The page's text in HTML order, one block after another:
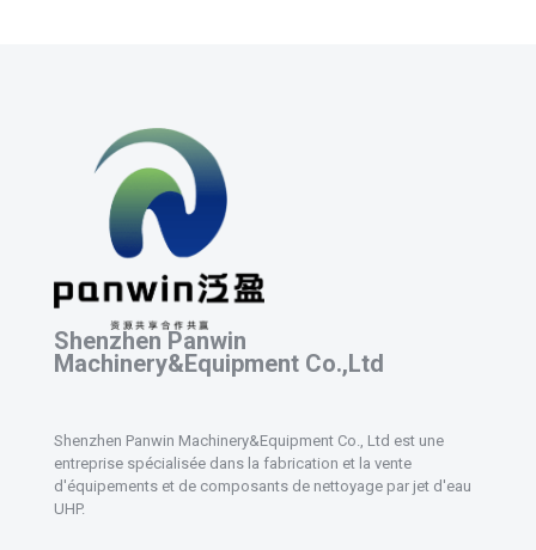
Shenzhen Panwin
Machinery&Equipment Co.,Ltd
Shenzhen Panwin Machinery&Equipment Co., Ltd est une
entreprise spécialisée dans la fabrication et la vente
d'équipements et de composants de nettoyage par jet d'eau
UHP.